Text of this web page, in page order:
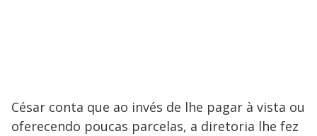
César conta que ao invés de lhe pagar à vista ou
oferecendo poucas parcelas, a diretoria lhe fez